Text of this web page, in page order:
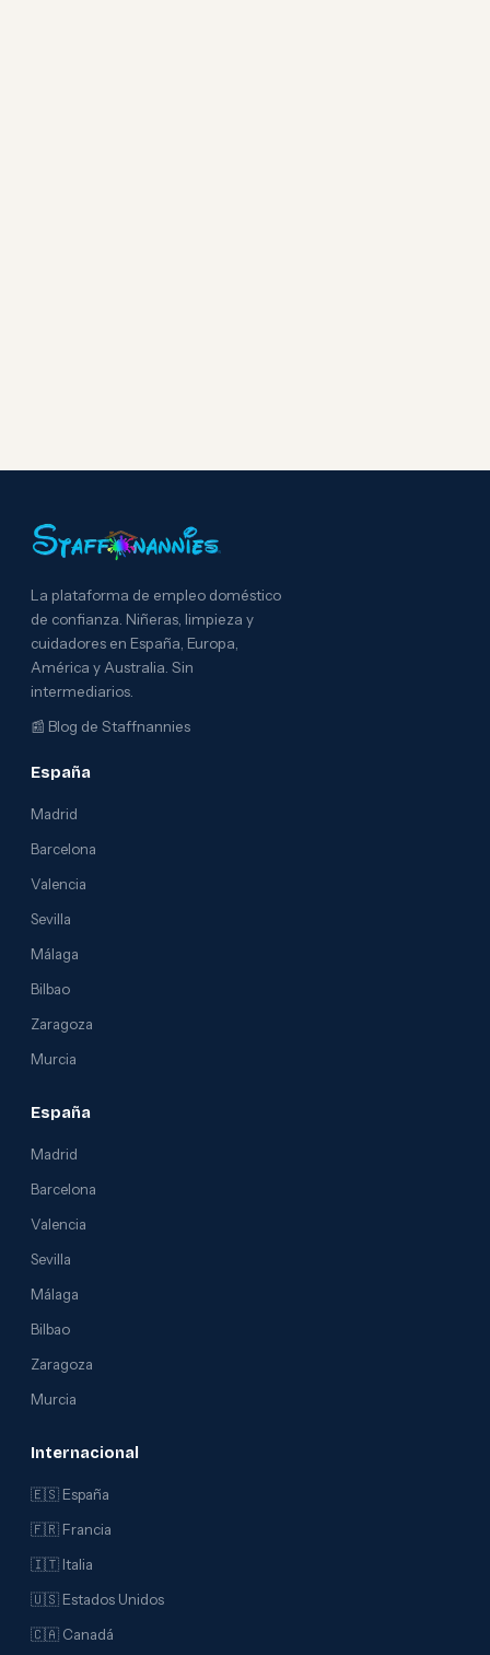
La plataforma de empleo doméstico
de confianza. Niñeras, limpieza y
cuidadores en España, Europa,
América y Australia. Sin
intermediarios.
📰 Blog de Staffnannies
España
Madrid
Barcelona
Valencia
Sevilla
Málaga
Bilbao
Zaragoza
Murcia
España
Madrid
Barcelona
Valencia
Sevilla
Málaga
Bilbao
Zaragoza
Murcia
Internacional
🇪🇸 España
🇫🇷 Francia
🇮🇹 Italia
🇺🇸 Estados Unidos
🇨🇦 Canadá